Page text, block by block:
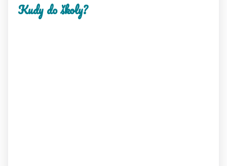
Kudy do školy?